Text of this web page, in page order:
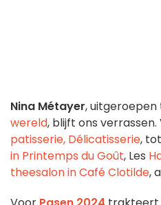
Nina Métayer,
wereld, blijft ons
patisserie, Délicatisserie,
in Printemps du Goût, Les
theesalon in Café Clotilde,